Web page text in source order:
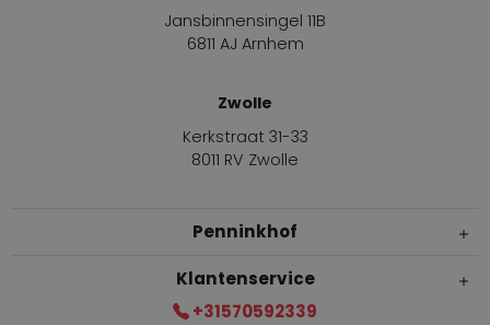
Jansbinnensingel 11B
6811 AJ Arnhem
Zwolle
Kerkstraat 31-33
8011 RV Zwolle
Penninkhof
Klantenservice
+31570592339